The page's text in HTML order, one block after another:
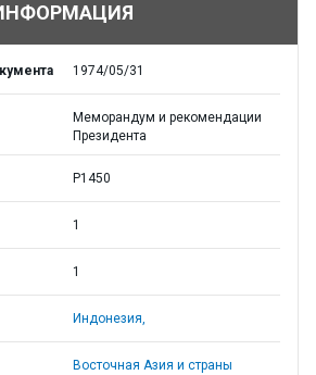
1974/05/31
Меморандум и рекомендации
Президента
P1450
1
1
Индонезия,
Восточная Азия и страны